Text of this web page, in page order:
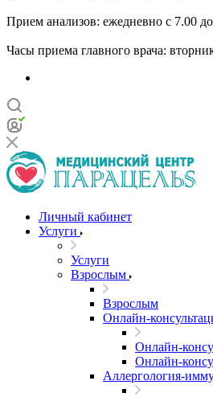
Прием анализов: ежедневно с 7.00
Часы приема главного врача:
Личный кабинет
Услуги
Услуги
Взрослым
Взрослым
Онлайн-
Онлайн-
Онлайн-
Аллергология-